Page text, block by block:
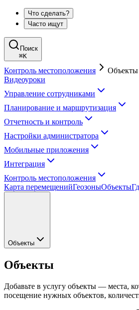
Что сделать?
Часто ищут
Поиск
⌘K
Контроль местоположения
Объекты
Видеоуроки
Управление сотрудниками
Планирование и маршрутизация
Отчетность и контроль
Настройки администратора
Мобильные приложения
Интеграция
Контроль местоположения
Карта перемещенийГеозоныОбъекты
Объекты
Объекты
Добавьте в услугу объекты — места,
посещение нужных объектов,